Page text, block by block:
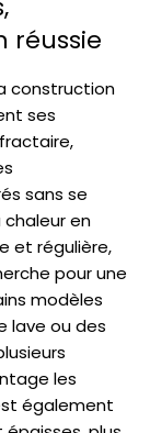
réussie
construction
ses
sans se
chaleur en
et régulière,
pour une
modèles
lave ou des
les
également